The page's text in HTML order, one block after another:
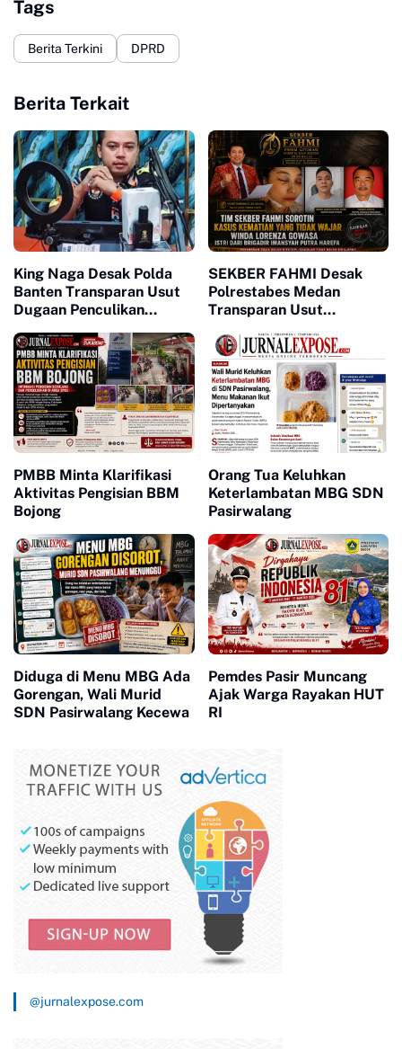
Tags
Berita Terkini DPRD
Berita Terkait
King Naga Desak Polda
Banten Transparan Usut
Dugaan Penculikan
SEKBER FAHMI Desak
Polrestabes Medan
Transparan Usut
PMBB Minta Klarifikasi
Aktivitas Pengisian BBM
Bojong
Orang Tua Keluhkan
Keterlambatan MBG SDN
Pasirwalang
Diduga di Menu MBG Ada
Gorengan, Wali Murid
SDN Pasirwalang Kecewa
Pemdes Pasir Muncang
Ajak Warga Rayakan HUT
RI
@jurnalexpose.com